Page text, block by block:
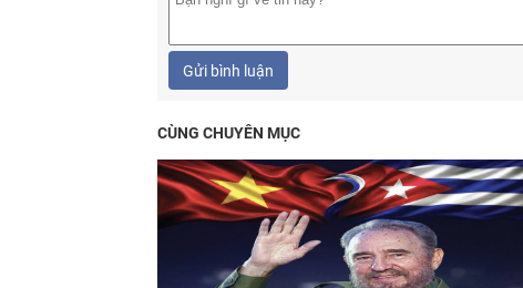
Gửi bình luận
CÙNG CHUYÊN MỤC